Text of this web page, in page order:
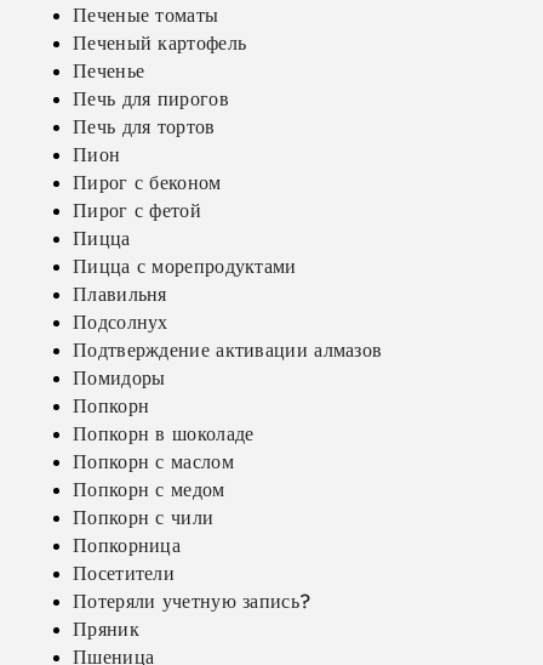
Печеные томаты
Печеный картофель
Печенье
Печь для пирогов
Печь для тортов
Пион
Пирог с беконом
Пирог с фетой
Пицца
Пицца с морепродуктами
Плавильня
Подсолнух
Подтверждение активации алмазов
Помидоры
Попкорн
Попкорн в шоколаде
Попкорн с маслом
Попкорн с медом
Попкорн с чили
Попкорница
Посетители
Потеряли учетную запись?
Пряник
Пшеница